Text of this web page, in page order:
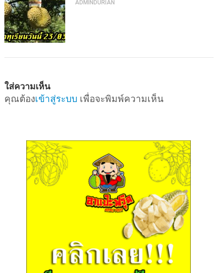
ADMINDURIAN
ใส่ความเห็น
คุณต้องเข้าสู่ระบบ เพื่อจะพิมพ์ความเห็น